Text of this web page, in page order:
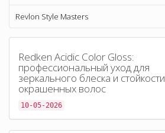
Revlon Style Masters
Redken Acidic Color Gloss:
профессиональный уход для
зеркального блеска и стойкости
окрашенных волос
10-05-2026